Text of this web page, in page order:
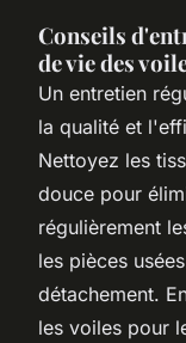
Conseils
de vie des
Un entretien
la qualité et
Nettoyez les
douce pour
régulièrement
les pièces
détachement.
les voiles pour